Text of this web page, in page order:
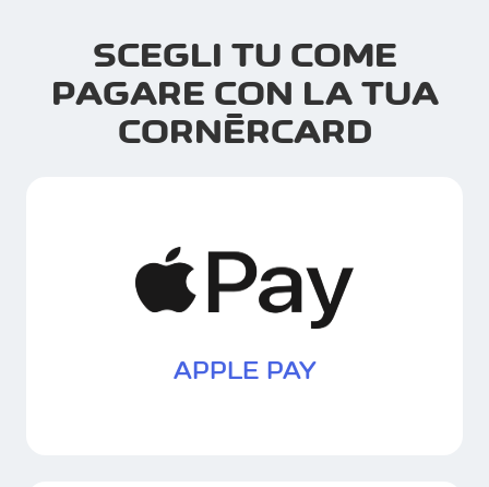
SCEGLI TU COME
PAGARE CON LA TUA
CORNÈRCARD
APPLE PAY